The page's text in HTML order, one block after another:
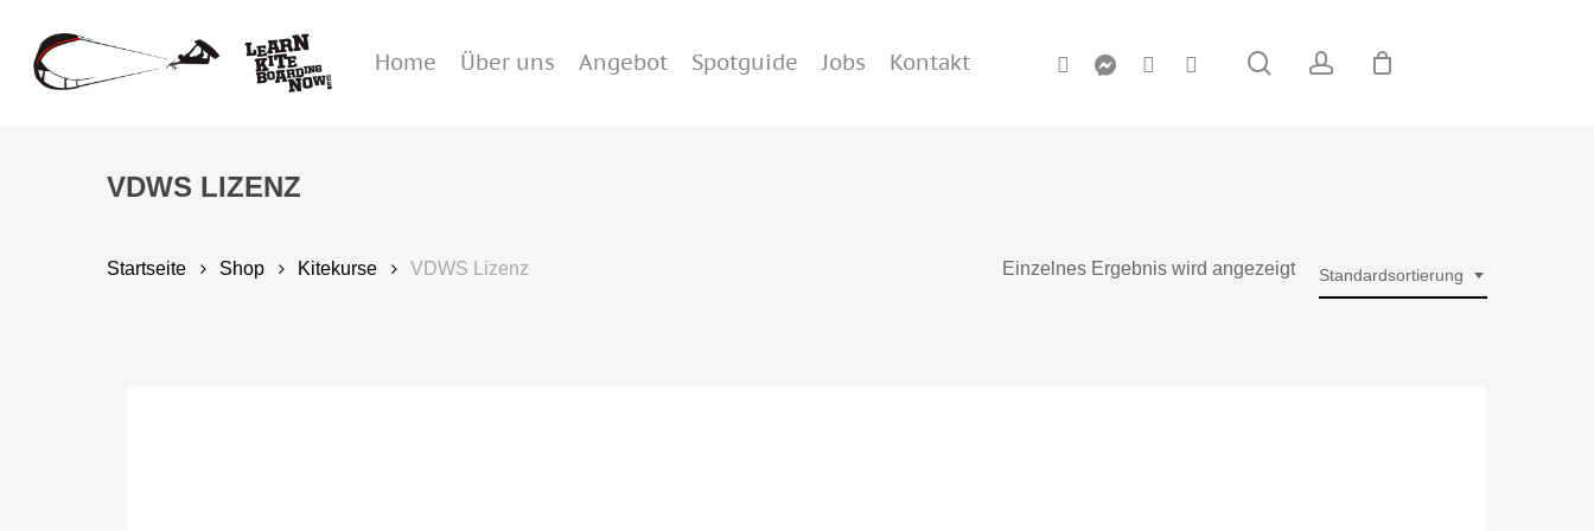
Hauptinhalt
springen
Suche
Home Über uns Angebot Spotguide Jobs Kontakt instagram
messenger
phoneemail SucheKonto
VDWS LIZENZ
Standardsortierung
Einzelnes Ergebnis wird angezeigt
Startseite Shop Kitekurse VDWS Lizenz